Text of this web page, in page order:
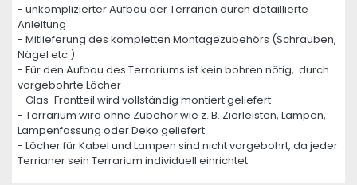
- unkomplizierter Aufbau der Terrarien durch detaillierte
Anleitung
- Mitlieferung des kompletten Montagezubehörs (Schrauben,
Nägel etc.)
- Für den Aufbau des Terrariums ist kein bohren nötig, durch
vorgebohrte Löcher
- Glas-Frontteil wird vollständig montiert geliefert
- Terrarium wird ohne Zubehör wie z. B. Zierleisten, Lampen,
Lampenfassung oder Deko geliefert
- Löcher für Kabel und Lampen sind nicht vorgebohrt, da jeder
Terrianer sein Terrarium individuell einrichtet.